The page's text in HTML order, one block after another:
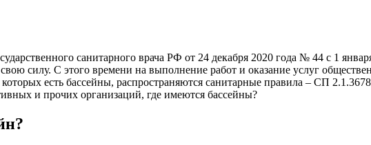
санитарного врача РФ от 24 декабря 2020 года № 44 с 1
силу. С этого времени на выполнение работ и оказание услуг
есть бассейны, распространяются санитарные правила – СП
и прочих организаций, где имеются бассейны?